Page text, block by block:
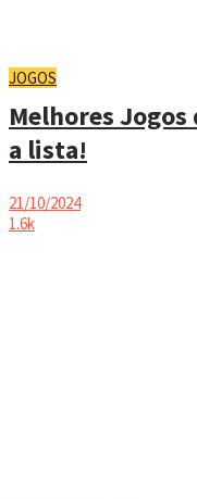
JOGOS
Melhores
a lista!
21/10/2024
1.6k